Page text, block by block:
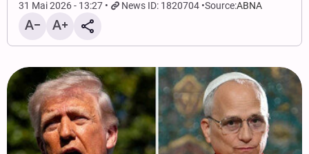
31 Mai 2026 - 13:27 News ID: 1820704 Source:ABNA